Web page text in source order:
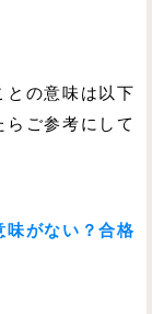
との意味は以下
ご参考にして
味がない？合格